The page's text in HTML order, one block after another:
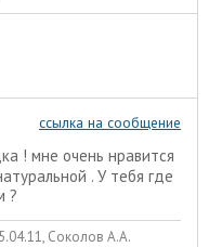
ссылка на сообщение
! мне очень нравится
. У тебя где
?
Соколов А.А.